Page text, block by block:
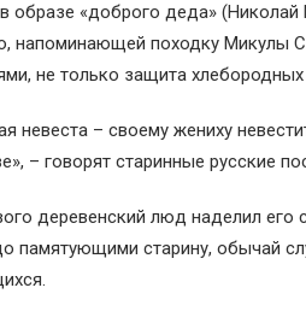
«доброго деда» (Николай
напоминающей походку Микулы
не только защита
невеста – своему жениху
– говорят старинные русские
деревенский люд наделил его
старину, обычай